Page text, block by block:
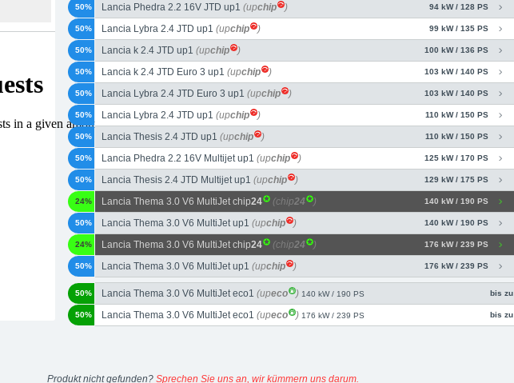
Lancia Phedra 2.2 16V JTD up1 (upchip ) 94 kW / 128 PS
50%
Lancia Lybra 2.4 JTD up1 (upchip ) 99 kW / 135 PS
50%
Lancia k 2.4 JTD up1 (upchip ) 100 kW / 136 PS
50%
Lancia k 2.4 JTD Euro 3 up1 (upchip ) 103 kW / 140 PS
50%
Lancia Lybra 2.4 JTD Euro 3 up1 (upchip ) 103 kW / 140 PS
50%
Lancia Lybra 2.4 JTD up1 (upchip ) 110 kW / 150 PS
50%
Lancia Thesis 2.4 JTD up1 (upchip ) 110 kW / 150 PS
50%
Lancia Phedra 2.2 16V Multijet up1 (upchip ) 125 kW / 170 PS
50%
Lancia Thesis 2.4 JTD Multijet up1 (upchip ) 129 kW / 175 PS
50%
Lancia Thema 3.0 V6 MultiJet chip24 (chip24 ) 140 kW / 190 PS
24%
Lancia Thema 3.0 V6 MultiJet up1 (upchip ) 140 kW / 190 PS
50%
Lancia Thema 3.0 V6 MultiJet chip24 (chip24 ) 176 kW / 239 PS
24%
Lancia Thema 3.0 V6 MultiJet up1 (upchip ) 176 kW / 239 PS
50%
Lancia Thema 3.0 V6 MultiJet eco1 (upeco ) 140 kW / 190 PS bis zu
50%
Lancia Thema 3.0 V6 MultiJet eco1 (upeco ) 176 kW / 239 PS bis zu
50%
Produkt nicht gefunden? Sprechen Sie uns an, wir kümmern uns darum.